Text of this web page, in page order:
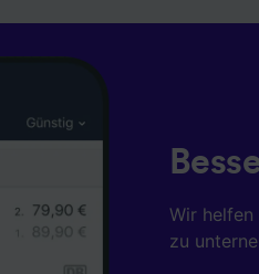
Wir helfen
zu